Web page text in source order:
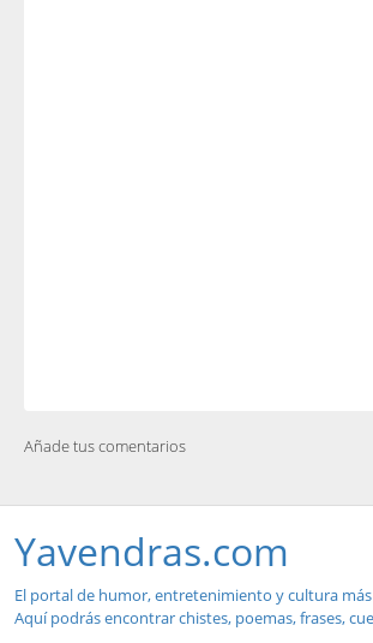
Añade tus comentarios
Yavendras.com
El portal de humor, entretenimiento y cultura
Aquí podrás encontrar chistes, poemas, frases,